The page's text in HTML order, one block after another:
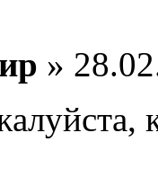
»